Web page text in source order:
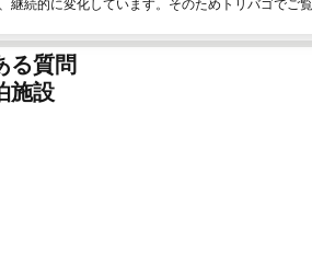
続的に変化しています。そのためトリバゴでご
る質問
施設